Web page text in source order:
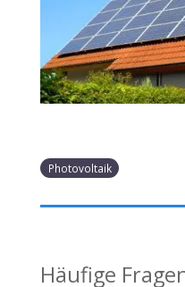
Photovoltaik
Häufige